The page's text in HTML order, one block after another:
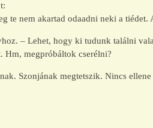
te nem akartad odaadni neki a
– Lehet, hogy ki tudunk találni
Hm, megpróbáltok cserélni?
Szonjának megtetszik. Nincs